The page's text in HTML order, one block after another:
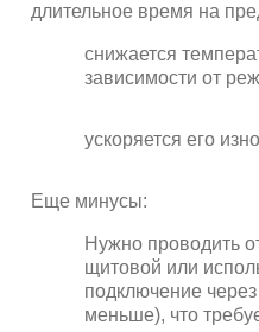
длительное время на
снижается
зависимости от
ускоряется его
Еще минусы:
Нужно проводить
щитовой или
подключение
меньше), что